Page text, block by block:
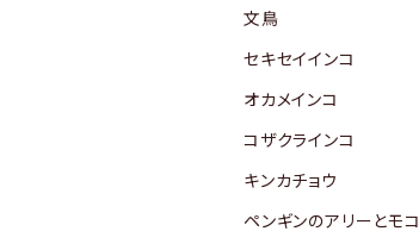
文鳥
セキセイインコ
オカメインコ
コザクラインコ
キンカチョウ
ペンギンのアリーとモコ